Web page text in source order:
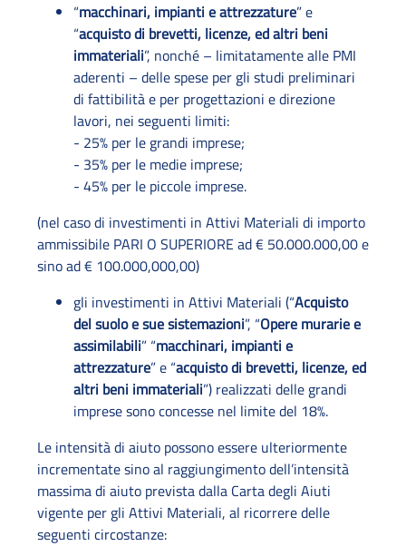
“macchinari, impianti e attrezzature” e
“acquisto di brevetti, licenze, ed altri beni
immateriali”, nonché – limitatamente alle PMI
aderenti – delle spese per gli studi preliminari
di fattibilità e per progettazioni e direzione
lavori, nei seguenti limiti:
- 25% per le grandi imprese;
- 35% per le medie imprese;
- 45% per le piccole imprese.
(nel caso di investimenti in Attivi Materiali di importo
ammissibile PARI O SUPERIORE ad € 50.000.000,00 e
sino ad € 100.000,000,00)
gli investimenti in Attivi Materiali (“Acquisto
del suolo e sue sistemazioni”, “Opere murarie e
assimilabili” “macchinari, impianti e
attrezzature” e “acquisto di brevetti, licenze, ed
altri beni immateriali”) realizzati delle grandi
imprese sono concesse nel limite del 18%.
Le intensità di aiuto possono essere ulteriormente
incrementate sino al raggiungimento dell’intensità
massima di aiuto prevista dalla Carta degli Aiuti
vigente per gli Attivi Materiali, al ricorrere delle
seguenti circostanze: